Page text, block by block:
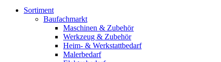
Sortiment
Baufachmarkt
Maschinen & Zubehör
Werkzeug & Zubehör
Heim- & Werkstattbedarf
Malerbedarf